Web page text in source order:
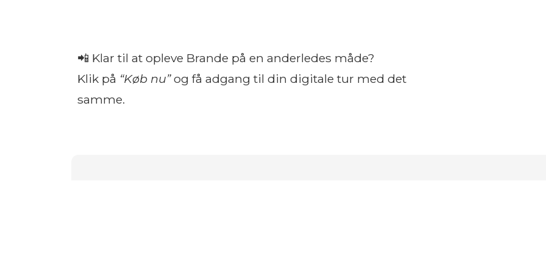
📲 Klar til at opleve Brande på en anderledes måde?
Klik på “Køb nu”og få adgang til din digitale tur med det
samme.